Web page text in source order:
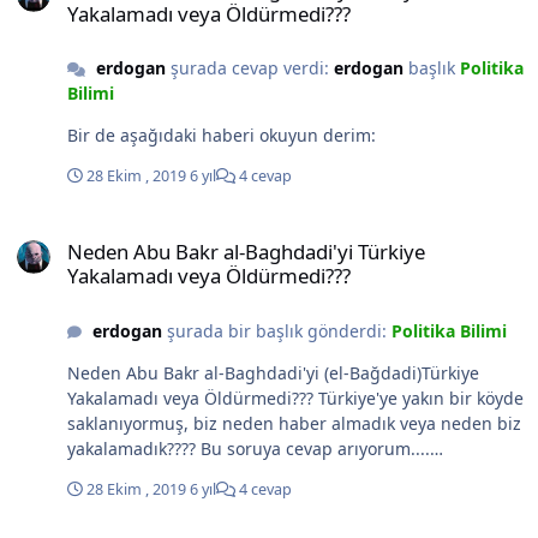
Avrupalı olmayanlardan daha dindar olduğunu
dini olabileceği düşüncesi çelişkili görünebilir, ancak
organize dinden hoşnut kalmamanız, Tanrı'ya, diyelim
gelmez. Araştırmada bildirilen üçüncü bulgu açık ara en
çarpıcı olandır. Anlaşıldığı üzere, “Amerikan es
nonesleri” Fransa, Almanya ve İngiltere de dahil olmak
araştırmacısı Neha Şahgal, “Bu bir sürprizdi” dedi. “Bu
benim için büyüleyici bir karşılaştırma.” Avrupalı
kesinlıkla inandıklarını söylerken, Amerikalı
olmayanların yüzde 27'sinin bunu söylediğini vurguladı.
Amerika, inançla o kadar dolu ki, laikler arasında bile
dini nitelikler bol miktarda bulunuyor. Doğaüstü
tanrılara olan inancını yitirmiş, ancak hala toplumu
canlandıran, başkalarıyla şarkı söylemekten zevk alan ve
ahlak hakkında derin düşünmek isteyen Amerikalılara
Yakalamadı veya Öldürmedi???
erdoganşurada cevap verdi: erdoganbaşlık Politika
Bilimi
Bir de aşağıdaki haberi okuyun derim:
28 Ekim , 20196 yıl 4 cevap
Neden Abu Bakr al-Baghdadi'yi Türkiye
Yakalamadı veya Öldürmedi???
erdoganşurada bir başlık gönderdi: Politika Bilimi
Neden Abu Bakr al-Baghdadi'yi (el-Bağdadi)Türkiye
Yakalamadı veya Öldürmedi??? Türkiye'ye yakın bir köyde
saklanıyormuş, biz neden haber almadık veya neden biz
yakalamadık???? Bu soruya cevap arıyorum....
veya neden bizim istihbarat birimlerimiz öldürmedi????
28 Ekim , 20196 yıl 4 cevap